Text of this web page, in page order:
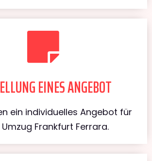
EINES ANGEBOT
ein individuelles Angebot für
Umzug Frankfurt Ferrara.